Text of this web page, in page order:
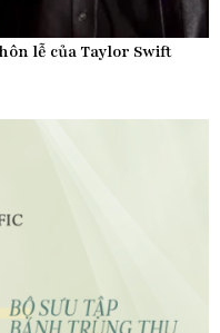
lễ của Taylor Swift